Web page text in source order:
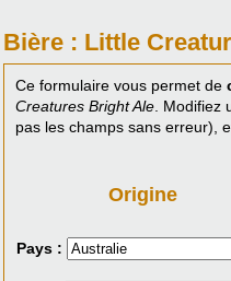
Bière : Little
Ce formulaire vous permet de
Creatures Bright Ale .
pas les champs sans erreur),
Origine
Pays :